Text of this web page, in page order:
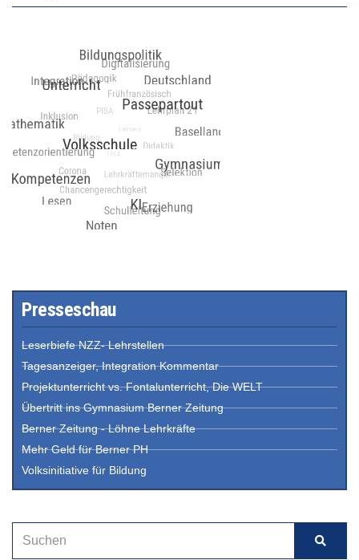
Presseschau
Leserbiefe NZZ- Lehrstellen
Tagesanzeiger, Integration Kommentar
Projektunterricht vs. Fontalunterricht, Die WELT
Übertritt ins Gymnasium Berner Zeitung
Berner Zeitung - Löhne Lehrkräfte
Mehr Geld für Berner PH
Volksinitiative für Bildung